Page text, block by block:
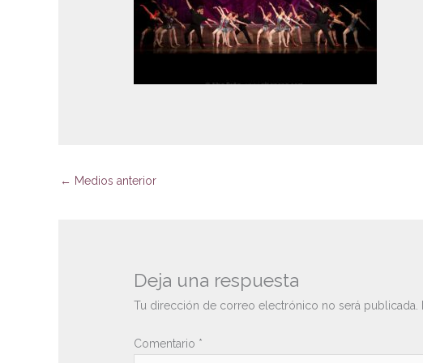
← Medios anterior
Deja una respuesta
Tu dirección de correo electrónico no será publicada.
Comentario *